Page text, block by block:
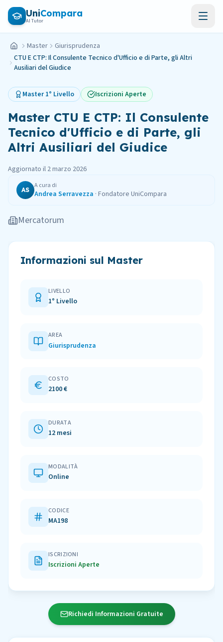
Vai al contenuto principale
UniCompara
AI Tutor
Home Master
Giurisprudenza
CTU E CTP: Il Consulente Tecnico d'Ufficio e di Parte, gli Altri
Ausiliari del Giudice
Master1° Livello Iscrizioni Aperte
Master CTU E CTP: Il Consulente
Tecnico d'Ufficio e di Parte, gli
Altri Ausiliari del Giudice
Aggiornato il 2 marzo 2026
AS
A cura di
Andrea Serravezza · Fondatore UniCompara
Mercatorum
Informazioni sul Master
LIVELLO
1° Livello
AREA
Giurisprudenza
COSTO
2100 €
DURATA
12 mesi
MODALITÀ
Online
CODICE
MA198
ISCRIZIONI
Iscrizioni Aperte
Richiedi Informazioni Gratuite